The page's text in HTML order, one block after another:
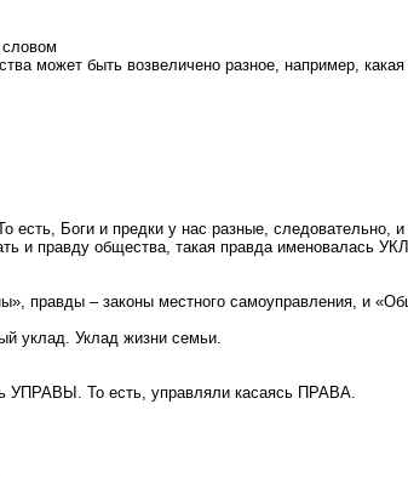
словом
может быть возвеличено разное, например,
есть, Боги и предки у нас разные, следовательно,
и правду общества, такая правда именовалась
правды – законы местного самоуправления, и
уклад. Уклад жизни семьи.
УПРАВЫ. То есть, управляли касаясь ПРАВА.